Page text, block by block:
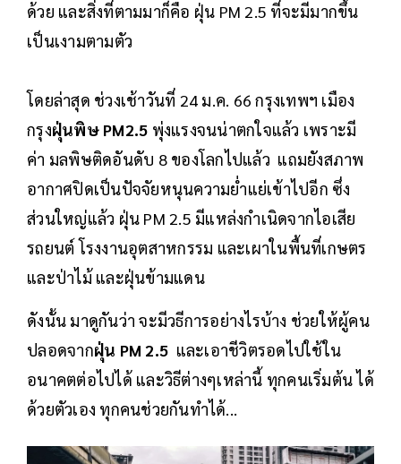
ด้วย และสิ่งที่ตามมาก็คือ ฝุ่น PM 2.5 ที่จะมีมากขึ้น
เป็นเงามตามตัว
โดยล่าสุด ช่วงเช้าวันที่ 24 ม.ค. 66 กรุงเทพฯ เมือง
กรุงฝุ่นพิษ PM2.5 พุ่งแรงจนน่าตกใจแล้ว เพราะมี
ค่า มลพิษติดอันดับ 8 ของโลกไปแล้ว แถมยังสภาพ
อากาศปิดเป็นปัจจัยหนุนความย่ำแย่เข้าไปอีก ซึ่ง
ส่วนใหญ่แล้ว ฝุ่น PM 2.5 มีแหล่งกำเนิดจากไอเสีย
รถยนต์ โรงงานอุตสาหกรรม และเผาในพื้นที่เกษตร
และป่าไม้ และฝุ่นข้ามแดน
ดังนั้น มาดูกันว่า จะมีวธีการอย่างไรบ้าง ช่วยให้ผู้คน
ปลอดจากฝุ่น PM 2.5 และเอาชีวิตรอดไปใช้ใน
อนาคตต่อไปได้ และวิธีต่างๆเหล่านี้ ทุกคนเริ่มต้น ได้
ด้วยตัวเอง ทุกคนช่วยกันทำได้...